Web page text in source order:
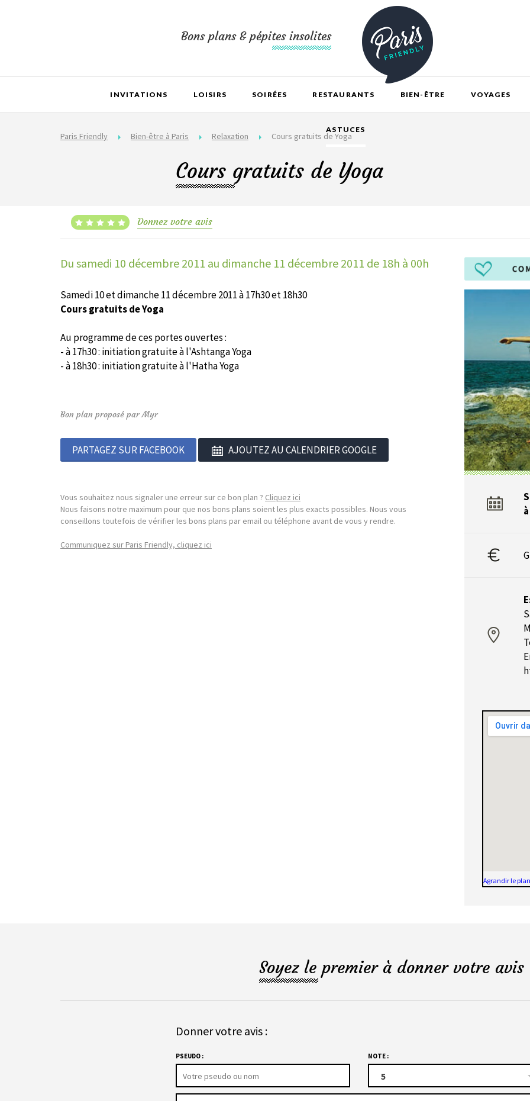
Bons plans & pépites insolites
INVITATIONS LOISIRS SOIRÉES RESTAURANTS BIEN-ÊTRE VOYAGES
ASTUCES
Paris Friendly Bien-être à Paris Relaxation Cours gratuits de Yoga
Cours gratuits de Yoga
Donnez votre avis
Du samedi 10 décembre 2011 au dimanche 11 décembre 2011 de 18h à 00h
Samedi 10 et dimanche 11 décembre 2011 à 17h30 et 18h30
Cours gratuits de Yoga
Au programme de ces portes ouvertes :
- à 17h30 : initiation gratuite à l'Ashtanga Yoga
- à 18h30 : initiation gratuite à l'Hatha Yoga
Bon plan proposé par Myr
PARTAGEZ SUR FACEBOOK AJOUTEZ AU CALENDRIER GOOGLE
Vous souhaitez nous signaler une erreur sur ce bon plan ? Cliquez ici
Nous faisons notre maximum pour que nos bons plans soient les plus exacts possibles. Nous vous
conseillons toutefois de vérifier les bons plans par email ou téléphone avant de vous y rendre.
Communiquez sur Paris Friendly, cliquez ici
Agrandir le plan
Soyez le premier à donner votre
Donner votre avis :
PSEUDO : NOTE :
5